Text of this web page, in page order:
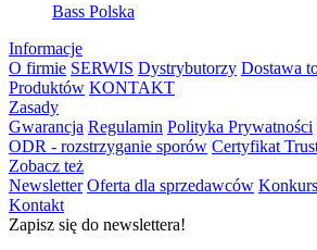
Bass Polska
Informacje
O firmie SERWIS Dystrybutorzy Dostawa
Produktów KONTAKT
Zasady
Gwarancja Regulamin Polityka Prywatności
ODR - rozstrzyganie sporów Certyfikat
Zobacz też
Newsletter Oferta dla sprzedawców
Kontakt
Zapisz się do newslettera!